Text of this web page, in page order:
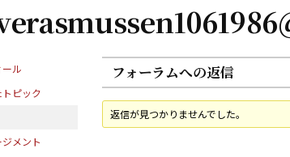
ル
ピック
メント
フォーラムへの返信
返信が見つかりませんでした。